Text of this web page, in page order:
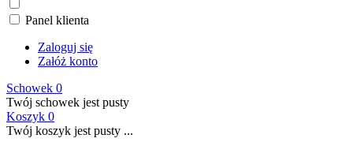
Panel klienta
Zaloguj się
Załóż konto
Schowek 0
Twój schowek jest pusty
Koszyk 0
Twój koszyk jest pusty ...